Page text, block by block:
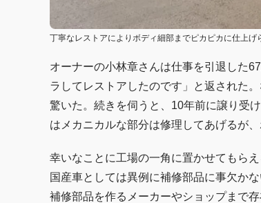
丁寧なレストアによりボディ細部までピカピカに仕上げ
オーナーの小林章さんは仕事を引退した
ラしてレストアしたのです」と返された
驚いた。続きを伺うと、10年前に譲り受
はメカニカルな部分は修理してあげるが
幸いなことに工場の一角に置かせてもら
国産車としては異例に補修部品に事欠か
補修部品を作るメーカーやショップまで